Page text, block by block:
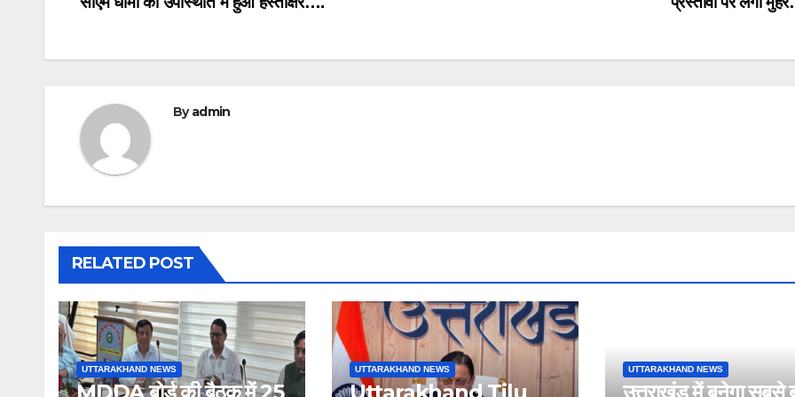
Byadmin
RELATED POST
UTTARAKHAND NEWS UTTARAKHAND NEWS UTTARAKHAND NEWS